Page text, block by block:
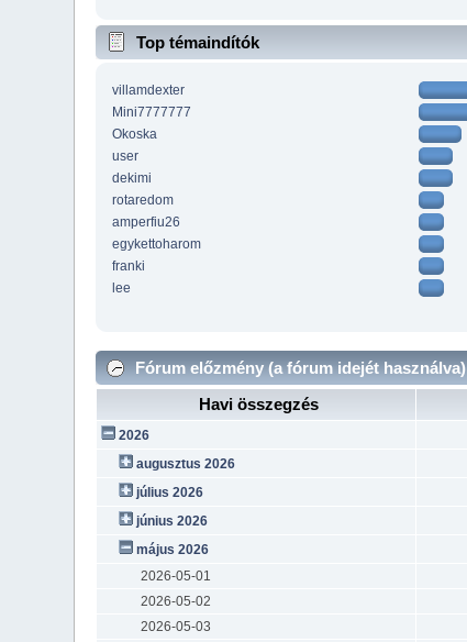
Top témaindítók
villamdexter
Mini7777777
Okoska
user
dekimi
rotaredom
amperfiu26
egykettoharom
franki
lee
Fórum előzmény (a fórum idejét használva)
Havi összegzés
2026
augusztus 2026
július 2026
június 2026
május 2026
2026-05-01
2026-05-02
2026-05-03